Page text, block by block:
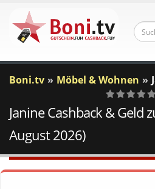
Boni.tv Möbel & Wohnen
0
Votes
Janine Cashback & Geld
August 2026)